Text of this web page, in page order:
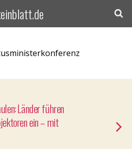
Länder führen
ein – mit